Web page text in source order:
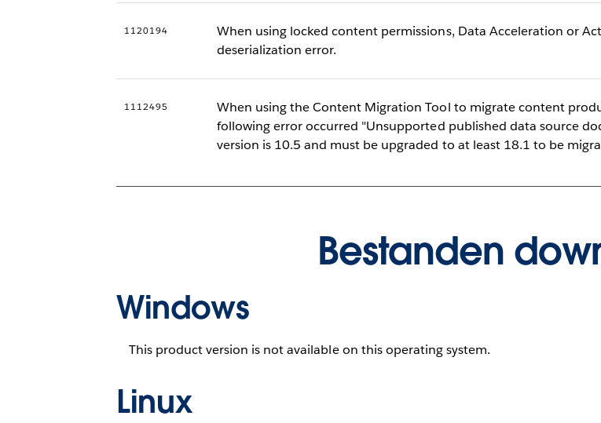
1120194
When using locked content permissions, Data Acceleration or
deserialization error.
1112495
When using the Content Migration Tool to migrate content
following error occurred "Unsupported published data source
version is 10.5 and must be upgraded to at least 18.1 to be
Bestanden
Windows
This product version is not available on this operating system.
Linux